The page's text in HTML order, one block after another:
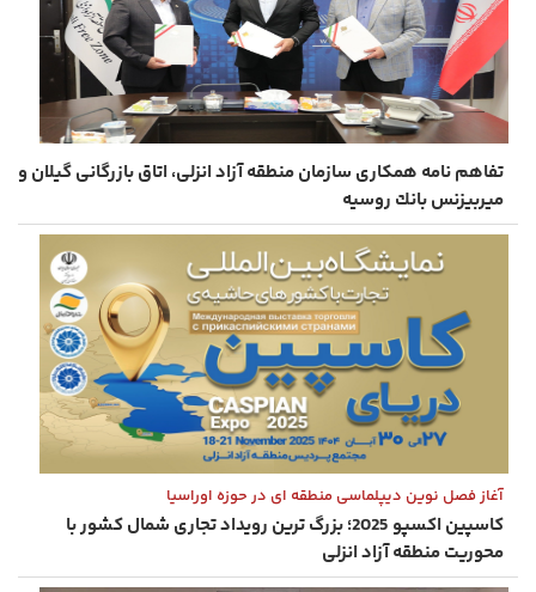
تفاهم نامه همكاری سازمان منطقه آزاد انزلی، اتاق بازرگانی گیلان و
میربیزنس بانك روسیه
آغاز فصل نوین دیپلماسی منطقه ای در حوزه اوراسیا
كاسپین اكسپو 2025؛ بزرگ ‌ترین رویداد تجاری شمال كشور با
محوریت منطقه آزاد انزلی